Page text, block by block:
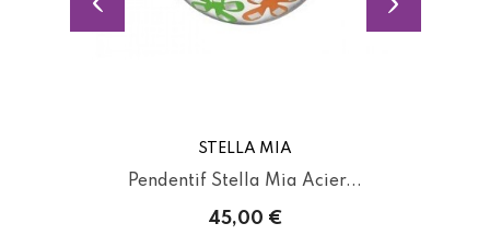
STELLA MIA
Pendentif Stella Mia Acier...
45,00 €